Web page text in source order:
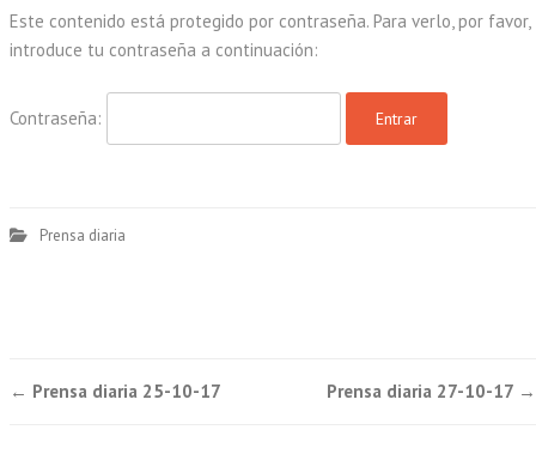
Este contenido está protegido por contraseña. Para verlo, por favor,
introduce tu contraseña a continuación:
Contraseña:
Prensa diaria
Post
← Prensa diaria 25-10-17 Prensa diaria 27-10-17 →